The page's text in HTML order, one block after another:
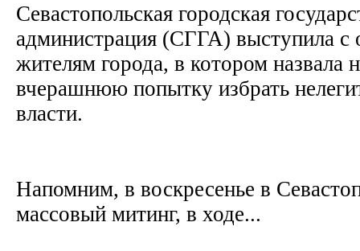
Севастопольская городская
администрация (СГГА) выступила с
жителям города, в котором назвала
вчерашнюю попытку избрать
власти.
Напомним, в воскресенье в
массовый митинг, в ходе...